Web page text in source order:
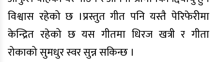
विश्वास रहेको छ ।प्रस्तुत गीत पनि यस्तै पेरिफेरीमा
केन्द्रित रहेको छ यस गीतमा धिरज खत्री र गीता
रोकाको सुमधुर स्वर सुन्न सकिन्छ ।